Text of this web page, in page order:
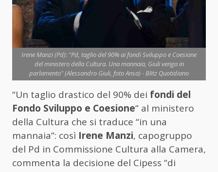
Irene Manzi (Pd): "Pd, taglio del 90% ai fondi Sviluppo e Coesione
del ministero della Cultura. Una mannaia, Giuli venga in
parlamento" (Alessandro Giuli, foto Ansa) - Blitz Quotidiano
“Un taglio drastico del 90% dei fondi del
Fondo Sviluppo e Coesione” al ministero
della Cultura che si traduce “in una
mannaia”: così Irene Manzi, capogruppo
del Pd in Commissione Cultura alla Camera,
commenta la decisione del Cipess “di